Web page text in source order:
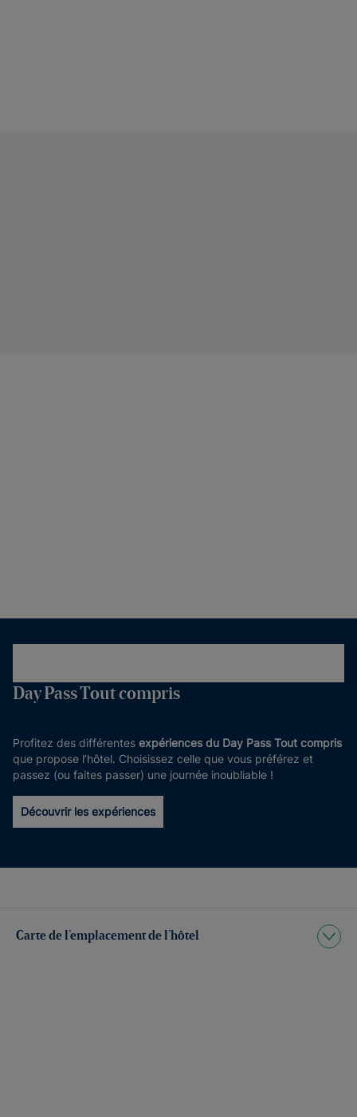
Day Pass Tout compris
Profitez des différentes expériences du Day Pass Tout compris
que propose l’hôtel. Choisissez celle que vous préférez et
passez (ou faites passer) une journée inoubliable !
Découvrir les expériences
Carte de l’emplacement de l’hôtel